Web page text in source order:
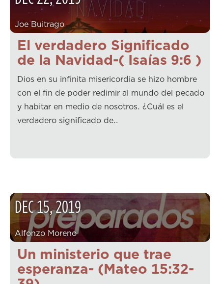
El verdadero Significado
de la Navidad-( Isaías 9:6 )
Joe Buitrago
Dios en su infinita misericordia se hizo hombre
con el fin de poder redimir al mundo del pecado
y habitar en medio de nosotros. ¿Cuál es el
verdadero significado de…
Un ministerio que trae
esperanza- (Mateo 15:32-
DEC15,2019
Alfonzo Moreno